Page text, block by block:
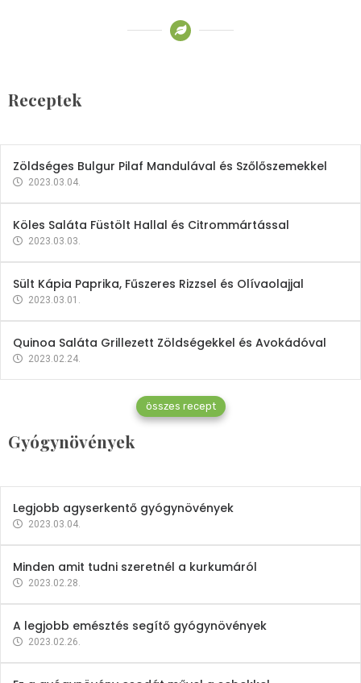
Receptek
2023.03.06.
Zöldséges Bulgur Pilaf Mandulával és Szőlőszemekkel
2023.03.04.
Köles Saláta Füstölt Hallal és Citrommártással
2023.03.03.
Sült Kápia Paprika, Fűszeres Rizzsel és Olívaolajjal
2023.03.01.
Quinoa Saláta Grillezett Zöldségekkel és Avokádóval
2023.02.24.
összes recept
Gyógynövények
Gyógynövények
Mindent a petrezselyemről
2023.12.21.
Legjobb agyserkentő gyógynövények
2023.03.04.
Minden amit tudni szeretnél a kurkumáról
2023.02.28.
A legjobb emésztés segítő gyógynövények
2023.02.26.